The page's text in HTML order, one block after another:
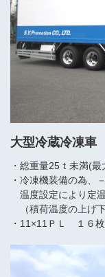
大型冷蔵冷凍車
・総重量25ｔ未満(
・冷凍機装備の為
温度設定により定温
（積荷温度の上げ下
・11×11ＰＬ １６